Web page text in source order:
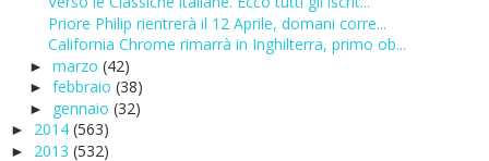
Priore Philip rientrerà il 12 Aprile, domani corre...
California Chrome rimarrà in Inghilterra, primo ob...
► marzo (42)
► febbraio (38)
► gennaio (32)
► 2014 (563)
► 2013 (532)